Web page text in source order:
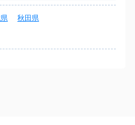
秋田県